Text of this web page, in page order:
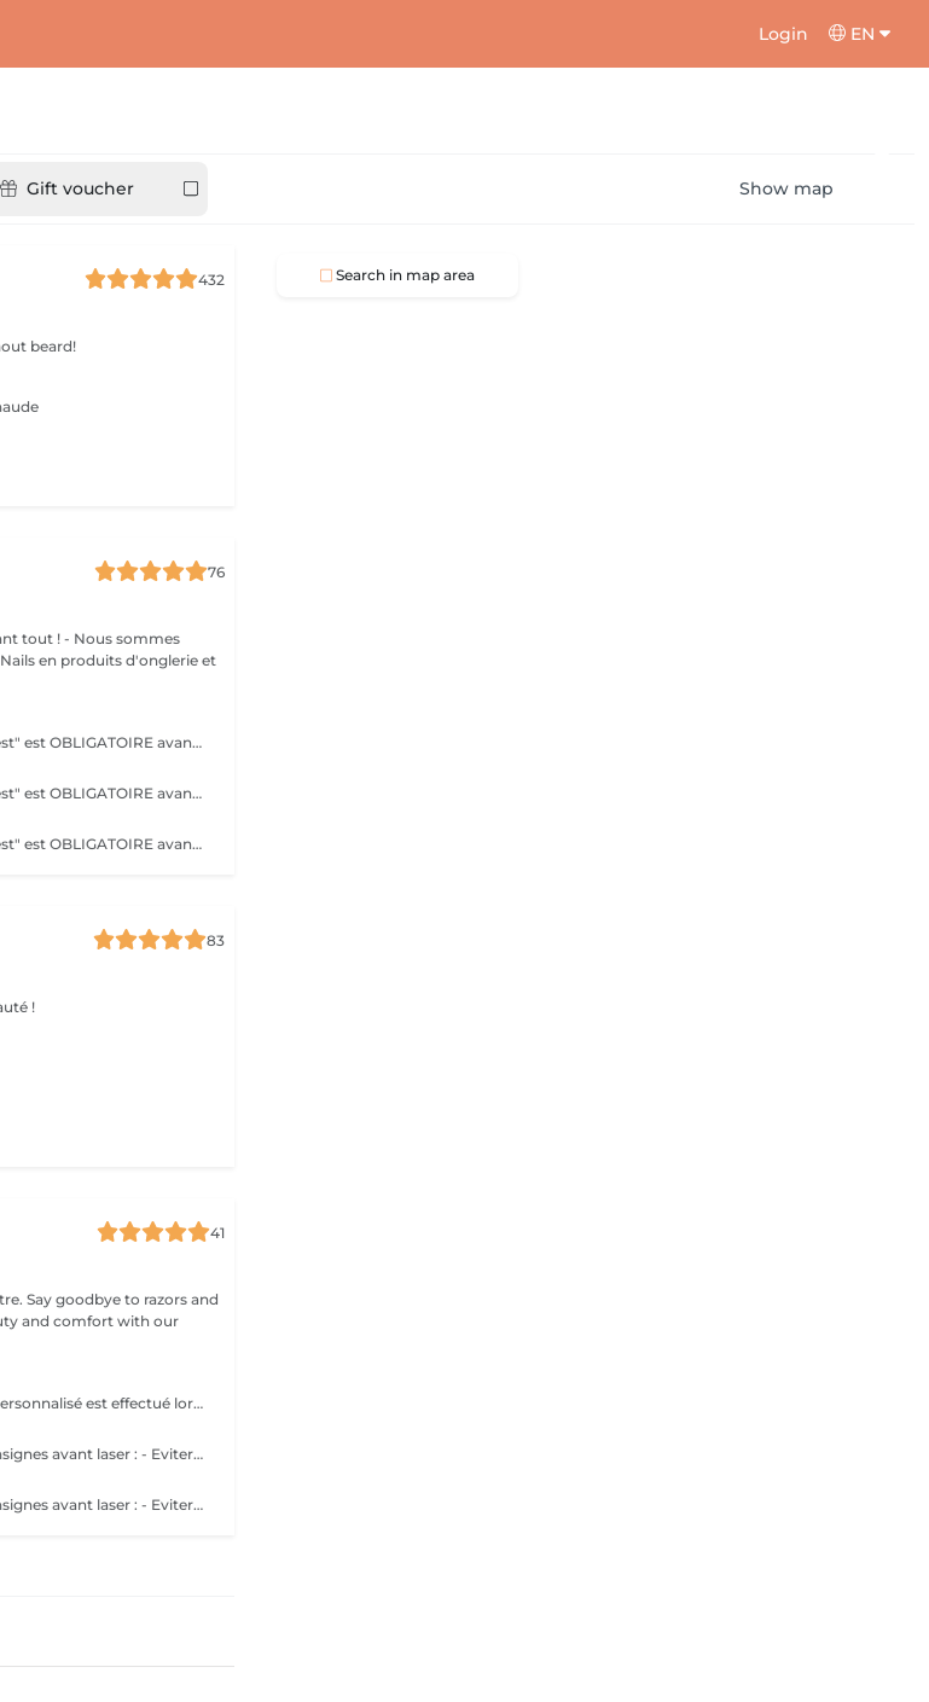
Login EN
Gift voucher Show map
432
beard!
76
sommes
en produits d'onglerie et
La prestation "1er RDV Diagnostic & Test" est OBLIGATOIRE avant la première séance. Existe également en forfait de 5 séances à 160€ et une 6 ème offertes.
La prestation "1er RDV Diagnostic & Test" est OBLIGATOIRE avant la première séance. Existe également en forfait de 5 séances à 290€ et la 6 ème offertes.
La prestation "1er RDV Diagnostic & Test" est OBLIGATOIRE avant la première séance. Existe également en forfait Demi-Bras 5 séances à 290€ et la 6 ème offertes. Existe également en forfait Bras Complets 5 séances à 465€ et la 6 ème offertes.
83
!
41
and
and comfort with our
Un bilan cutané et remise d'un devis personnalisé est effectué lors de votre première consultation gratuite. L'objectif de cet entretien est de vous fournir toutes les informations concernant votre protocole d'épilation laser mais également d'avoir les renseignements médicaux necessaire pour pratiquer le laser. Si vous disposez d'un ordonnance médicale et/ou d'un traitement medicamenteux nous vous demandons de les apporter lors de votre 1er RDV.
Nous souhaitons vous rappeler les consignes avant laser : - Eviter le soleil, les bancs UV et l'autobronzant 2 semaines avant votre séance - Ne plus vous épiler 4 semaines avant votre 1ère séance de laser et pendant toute la durée du protocole - Raser la zone que vous souhaitez traiter entre 24 et 48h avant votre séance. Avertissement concernant les RDV non honorés : merci de bien vouloir nous prévenir par mail 24h à l'avance en cas d'impossibilité de vous rendre à votre RDV svp. Nous vous rappelons que la première consultation est gratuite et obligatoire avant de commencer tout traitement au laser.
Nous souhaitons vous rappeler les consignes avant laser : - Eviter le soleil, les bancs UV et l'autobronzant 2 semaines avant votre séance - Ne plus vous épiler 4 semaines avant votre 1ère séance de laser et pendant toute la durée du protocole - Raser la zone que vous souhaitez traiter entre 24 et 48h avant votre séance. Avertissement concernant les RDV non honorés : merci de bien vouloir nous prévenir par mail 24h à l'avance en cas d'impossibilité de vous rendre à votre RDV svp. Nous vous rappelons que la première consultation est gratuite et obligatoire avant de commencer tout traitement au laser.
Search in map area